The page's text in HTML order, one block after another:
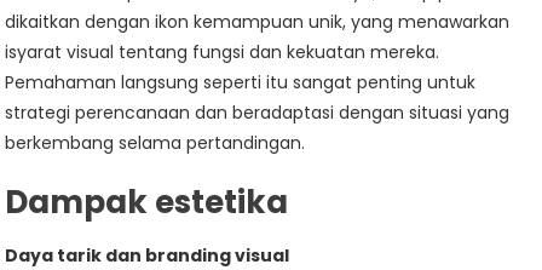
dikaitkan dengan ikon kemampuan unik, yang menawarkan
isyarat visual tentang fungsi dan kekuatan mereka.
Pemahaman langsung seperti itu sangat penting untuk
strategi perencanaan dan beradaptasi dengan situasi yang
berkembang selama pertandingan.
Dampak estetika
Daya tarik dan branding visual